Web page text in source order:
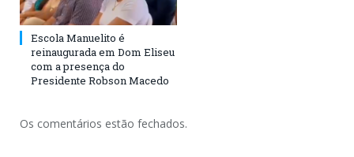
Escola Manuelito é
reinaugurada em Dom Eliseu
com a presença do
Presidente Robson Macedo
Os comentários estão fechados.